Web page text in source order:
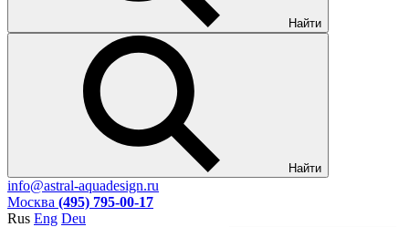
Найти
Найти
info@astral-aquadesign.ru
Москва (495) 795-00-17
Rus Eng Deu